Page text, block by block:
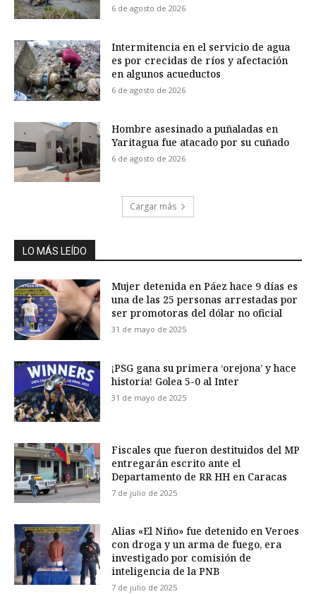
6 de agosto de 2026
Intermitencia en el servicio de agua
es por crecidas de ríos y afectación
en algunos acueductos
6 de agosto de 2026
Hombre asesinado a puñaladas en
Yaritagua fue atacado por su cuñado
6 de agosto de 2026
Cargar más
LO MÁS LEÍDO
Mujer detenida en Páez hace 9 días es
una de las 25 personas arrestadas por
ser promotoras del dólar no oficial
31 de mayo de 2025
¡PSG gana su primera ‘orejona’ y hace
historia! Golea 5-0 al Inter
31 de mayo de 2025
Fiscales que fueron destituidos del MP
entregarán escrito ante el
Departamento de RR HH en Caracas
7 de julio de 2025
Alias «El Niño» fue detenido en Veroes
con droga y un arma de fuego, era
investigado por comisión de
inteligencia de la PNB
7 de julio de 2025